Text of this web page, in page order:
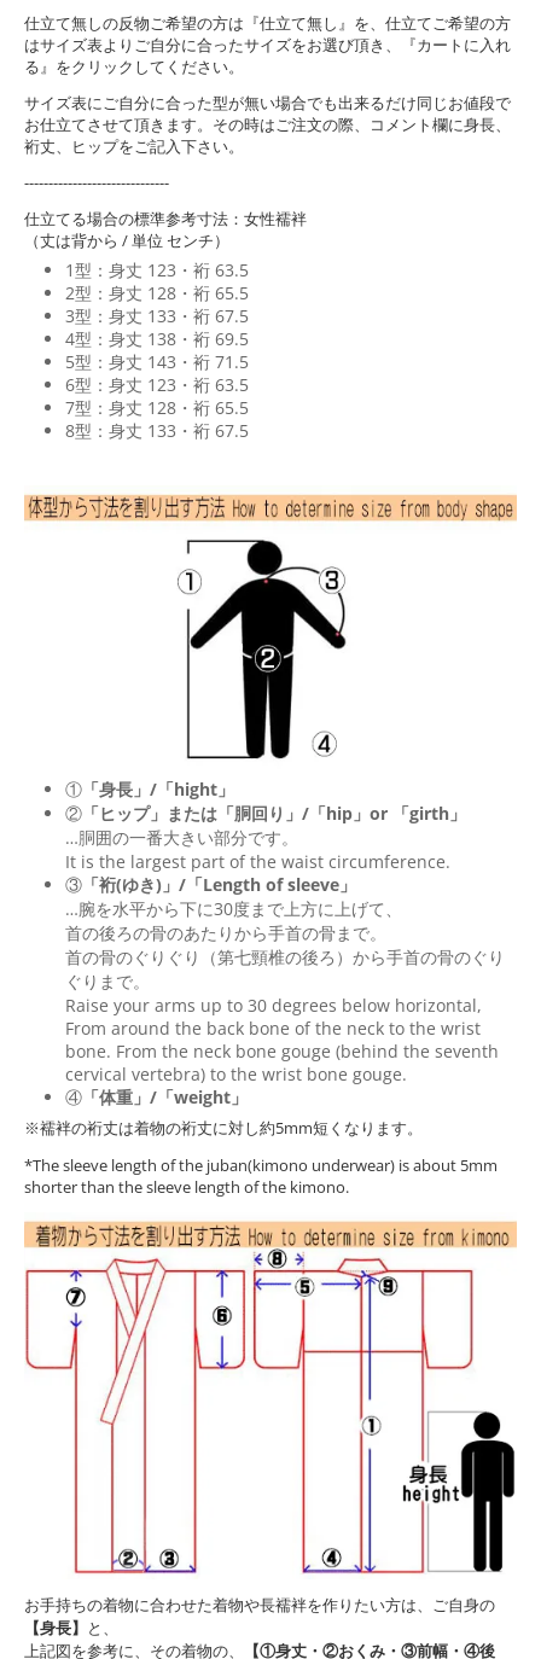
仕立て無しの反物ご希望の方は『仕立て無し』を、仕立てご希望の方
はサイズ表よりご自分に合ったサイズをお選び頂き、『カートに入れ
る』をクリックしてください。
サイズ表にご自分に合った型が無い場合でも出来るだけ同じお値段で
お仕立てさせて頂きます。その時はご注文の際、コメント欄に身長、
裄丈、ヒップをご記入下さい。
------------------------------
仕立てる場合の標準参考寸法：女性襦袢
（丈は背から / 単位 センチ）
1型：身丈 123・裄 63.5
2型：身丈 128・裄 65.5
3型：身丈 133・裄 67.5
4型：身丈 138・裄 69.5
5型：身丈 143・裄 71.5
6型：身丈 123・裄 63.5
7型：身丈 128・裄 65.5
8型：身丈 133・裄 67.5
① 「身長」/「hight」
② 「ヒップ」または「胴回り」/「hip 」or 「girth 」
…胴囲の一番大きい部分です。
It is the largest part of the waist circumference.
③ 「裄(ゆき)」/「Length of sleeve」
…腕を水平から下に30度まで上方に上げて、
首の後ろの骨のあたりから手首の骨まで。
首の骨のぐりぐり（第七頸椎の後ろ）から手首の骨のぐり
ぐりまで。
Raise your arms up to 30 degrees below horizontal,
From around the back bone of the neck to the wrist
bone. From the neck bone gouge (behind the seventh
cervical vertebra) to the wrist bone gouge.
④ 「体重」/「weight」
※襦袢の裄丈は着物の裄丈に対し約5mm短くなります。
*The sleeve length of the juban(kimono underwear) is about 5mm
shorter than the sleeve length of the kimono.
お手持ちの着物に合わせた着物や長襦袢を作りたい方は、ご自身の
【身長】 と、
上記図を参考に、その着物の、
【①身丈・②おくみ・③前幅・④後